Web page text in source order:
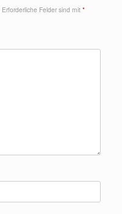
Erforderliche Felder sind mit *